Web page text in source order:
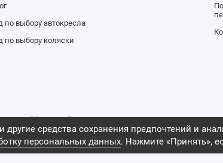
средства сохранения предпочтений и
персональных данных. Нажмите «Принять»,
по выбору автокресла
по выбору коляски
Обращаем Ваше внимание на то,
информационный характер и
офертой, определяемой
Российской Федерации, 2009 -